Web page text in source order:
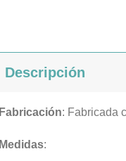
Descripción
Fabricación: Fabricada
Medidas: